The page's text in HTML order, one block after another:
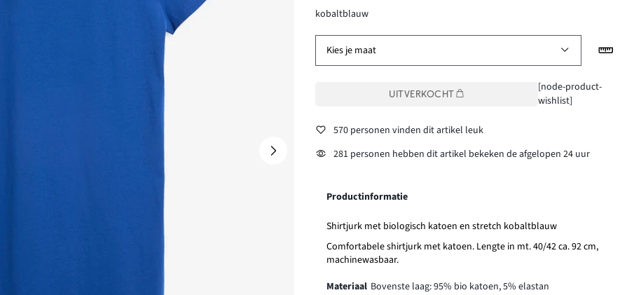
kobaltblauw
Kies je maat
UITVERKOCHT
[node-product-
wishlist]
570 personen vinden dit artikel leuk
281 personen hebben dit artikel bekeken de afgelopen 24 uur
Productinformatie
Shirtjurk met biologisch katoen en stretch kobaltblauw
Comfortabele shirtjurk met katoen. Lengte in mt. 40/42 ca. 92 cm,
machinewasbaar.
Materiaal Bovenste laag: 95% bio katoen, 5% elastan